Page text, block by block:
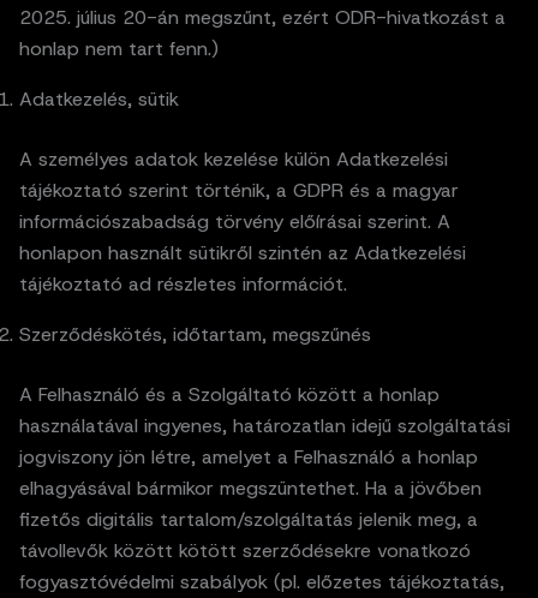
2025. július 20-án megszűnt, ezért ODR-hivatkozást a
honlap nem tart fenn.)
Adatkezelés, sütik
A személyes adatok kezelése külön Adatkezelési
tájékoztató szerint történik, a GDPR és a magyar
információszabadság törvény előírásai szerint. A
honlapon használt sütikről szintén az Adatkezelési
tájékoztató ad részletes információt.
Szerződéskötés, időtartam, megszűnés
A Felhasználó és a Szolgáltató között a honlap
használatával ingyenes, határozatlan idejű szolgáltatási
jogviszony jön létre, amelyet a Felhasználó a honlap
elhagyásával bármikor megszüntethet. Ha a jövőben
fizetős digitális tartalom/szolgáltatás jelenik meg, a
távollevők között kötött szerződésekre vonatkozó
fogyasztóvédelmi szabályok (pl. előzetes tájékoztatás,